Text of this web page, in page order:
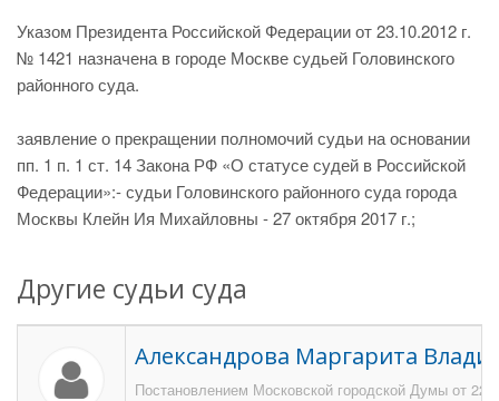
Указом Президента Российской Федерации от 23.10.2012 г.
№ 1421 назначена в городе Москве судьей Головинского
районного суда.
заявление о прекращении полномочий судьи на основании
пп. 1 п. 1 ст. 14 Закона РФ «О статусе судей в Российской
Федерации»:- судьи Головинского районного суда города
Москвы Клейн Ия Михайловны - 27 октября 2017 г.;
Другие судьи суда
Александрова Маргарита
Постановлением Московской городской Думы от